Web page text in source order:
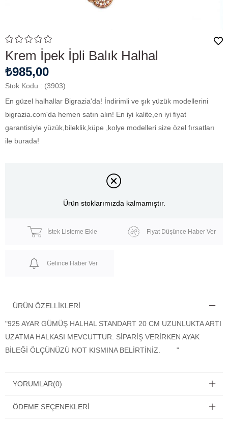
Krem İpek İpli Balık Halhal
₺985,00
Stok Kodu
(3903)
En güzel halhallar Bigrazia'da! İndirimli ve şık yüzük ​modellerini
bigrazia.com'da hemen satın alın! En iyi kalite,en iyi fiyat
garantisiyle yüzük,bileklik,küpe ,kolye modelleri size özel fırsatları
ile burada!
Ürün stoklarımızda kalmamıştır.
İstek Listeme Ekle Fiyat Düşünce Haber Ver
Gelince Haber Ver
ÜRÜN ÖZELLIKLERI
"925 AYAR GÜMÜŞ HALHAL STANDART 20 CM UZUNLUKTA ARTI
UZATMA HALKASI MEVCUTTUR. SİPARİŞ VERİRKEN AYAK
BİLEĞİ ÖLÇÜNÜZÜ NOT KISMINA BELİRTİNİZ. "
YORUMLAR(0)
ÖDEME SEÇENEKLERI